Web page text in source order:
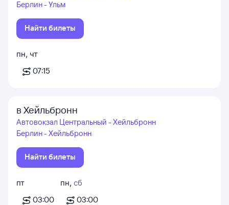
Берлин - Ульм
Найти билеты
пн, чт
07:15
в Хейльбронн
Автовокзал Центральный - Хейльбронн
Берлин - Хейльбронн
Найти билеты
пт
03:00
пн, сб
03:00